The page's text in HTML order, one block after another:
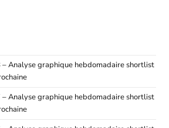
– Analyse graphique hebdomadaire shortlist
– Analyse graphique hebdomadaire shortlist